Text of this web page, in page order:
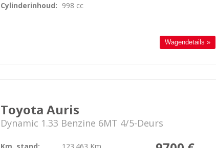
Cylinderinhoud: 998 cc
Wagendetails »
Toyota Auris
Dynamic 1.33 Benzine 6MT 4/5-Deurs